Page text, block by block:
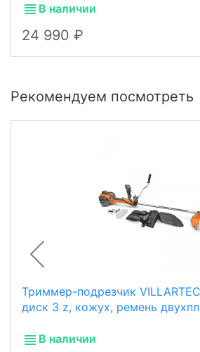
В наличии
24 990
Рекомендуем посмотреть
Триммер-подрезчик
диск 3 z, кожух, ремень
В наличии